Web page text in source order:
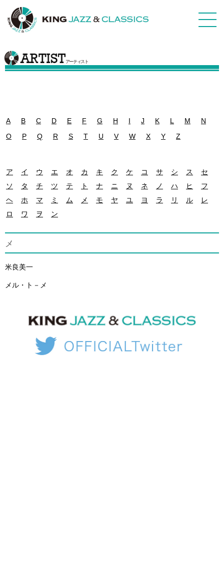
アーティスト
A B C D E F G H I J K L M
N
O
P Q R S T U V W X Y Z
ア イ ウ エ オ カ キ ク ケ コ サ シ ス
セ
ソ
タ チ ツ テ ト ナ ニ ヌ ネ ノ ハ ヒ
フ
ヘ
ホ マ ミ ム メ モ ヤ ユ ヨ ラ リ ル
レ
ロ
ワ ヲ ン
メ
米良美一
メル・ト－メ